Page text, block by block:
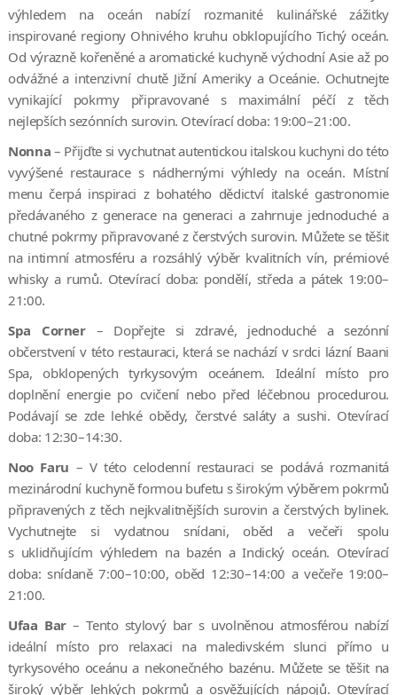
výhledem na oceán nabízí rozmanité kulinářské zážitky
inspirované regiony Ohnivého kruhu obklopujícího Tichý oceán.
Od výrazně kořeněné a aromatické kuchyně východní Asie až po
odvážné a intenzivní chutě Jižní Ameriky a Oceánie. Ochutnejte
vynikající pokrmy připravované s maximální péčí z těch
nejlepších sezónních surovin. Otevírací doba: 19:00–21:00.
Nonna – Přijďte si vychutnat autentickou italskou kuchyni do této
vyvýšené restaurace s nádhernými výhledy na oceán. Místní
menu čerpá inspiraci z bohatého dědictví italské gastronomie
předávaného z generace na generaci a zahrnuje jednoduché a
chutné pokrmy připravované z čerstvých surovin. Můžete se těšit
na intimní atmosféru a rozsáhlý výběr kvalitních vín, prémiové
whisky a rumů. Otevírací doba: pondělí, středa a pátek 19:00–
21:00.
Spa Corner – Dopřejte si zdravé, jednoduché a sezónní
občerstvení v této restauraci, která se nachází v srdci lázní Baani
Spa, obklopených tyrkysovým oceánem. Ideální místo pro
doplnění energie po cvičení nebo před léčebnou procedurou.
Podávají se zde lehké obědy, čerstvé saláty a sushi. Otevírací
doba: 12:30–14:30.
Noo Faru – V této celodenní restauraci se podává rozmanitá
mezinárodní kuchyně formou bufetu s širokým výběrem pokrmů
připravených z těch nejkvalitnějších surovin a čerstvých bylinek.
Vychutnejte si vydatnou snídani, oběd a večeři spolu
s uklidňujícím výhledem na bazén a Indický oceán. Otevírací
doba: snídaně 7:00–10:00, oběd 12:30–14:00 a večeře 19:00–
21:00.
Ufaa Bar– Tento stylový bar s uvolněnou atmosférou nabízí
ideální místo pro relaxaci na maledivském slunci přímo u
tyrkysového oceánu a nekonečného bazénu. Můžete se těšit na
široký výběr lehkých pokrmů a osvěžujících nápojů. Otevírací